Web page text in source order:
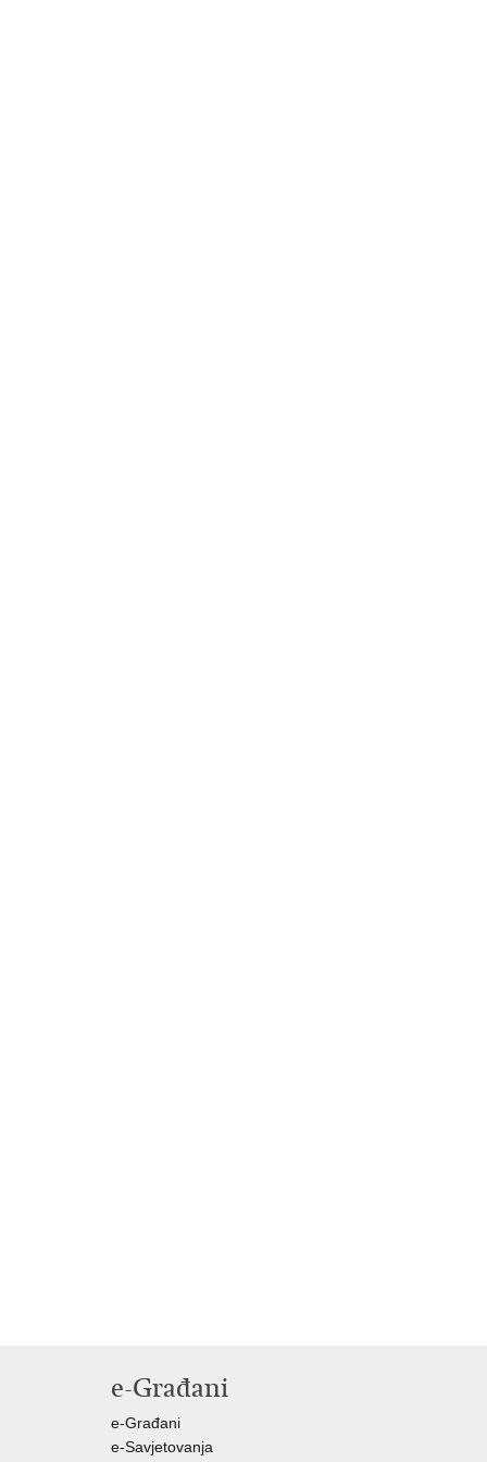
e-Građani
e-Građani
e-Savjetovanja